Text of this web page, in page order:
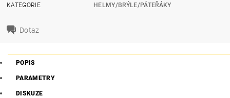
KATEGORIE
HELMY/BRÝLE/PÁTEŘÁKY
Dotaz
POPIS
PARAMETRY
DISKUZE